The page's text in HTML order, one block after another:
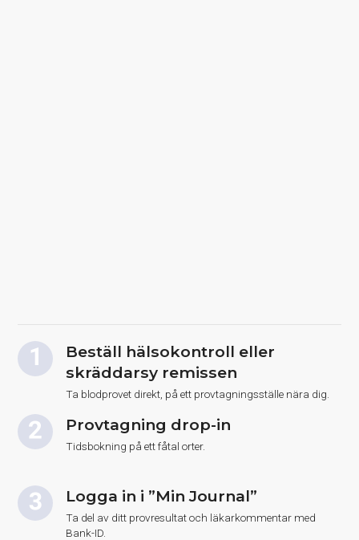
Beställ hälsokontroll eller
skräddarsy remissen
Ta blodprovet direkt, på ett provtagningsställe nära dig.
Provtagning drop-in
Tidsbokning på ett fåtal orter.
Logga in i ”Min Journal”
Ta del av ditt provresultat och läkarkommentar med
Bank-ID.